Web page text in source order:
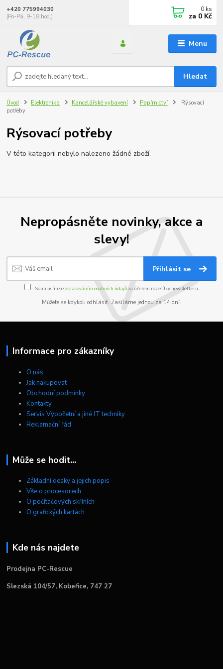
Menu
Hledat
+420 775994030
(Po-Pá, 9-18 hod.)
0 ks
za 0 Kč
Úvod Elektronika Kancelářské vybavení Papírnictví
Rýsovací
potřeby
Rýsovací potřeby
V této kategorii nebylo nalezeno žádné zboží.
Nepropásněte novinky, akce a
slevy!
Přihlásit se
Souhlasím se zpracováním osobních údajůza účelem rozesílky newsletteru.
Můžete se kdykoli odhlásit. Zasíláme jednou za 14 dní.
Informace pro zákazníky
O nás
Jak nakupovat
Obchodní podmínky
Kontakty
Servis Výpočetní a jiné IT techniky
Reklamační řád
Může se hodit...
Základní desky a jejich popis
Vše o procesorech
O počítačových skříních
O grafických kartách
Kde nás najdete
Prodejna PC-Rescue
Slezská 104/57, Kobeřice, 747 27